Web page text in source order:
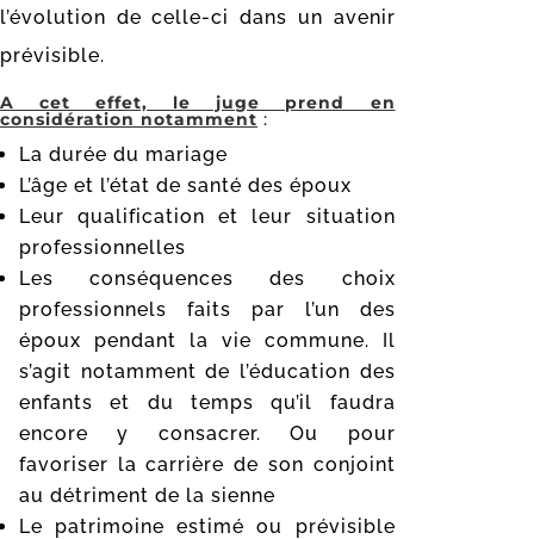
l’évolution de celle-ci dans un avenir
prévisible.
A cet effet, le juge prend en
considération notamment :
La durée du mariage
L’âge et l’état de santé des époux
Leur qualification et leur situation
professionnelles
Les conséquences des choix
professionnels faits par l’un des
époux pendant la vie commune. Il
s’agit notamment de l’éducation des
enfants et du temps qu’il faudra
encore y consacrer. Ou pour
favoriser la carrière de son conjoint
au détriment de la sienne
Le patrimoine estimé ou prévisible